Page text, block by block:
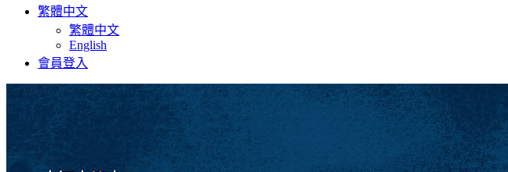
繁體中文
繁體中文
English
會員登入